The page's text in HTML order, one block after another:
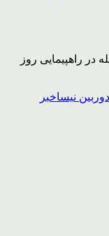
در راهپیمایی روز